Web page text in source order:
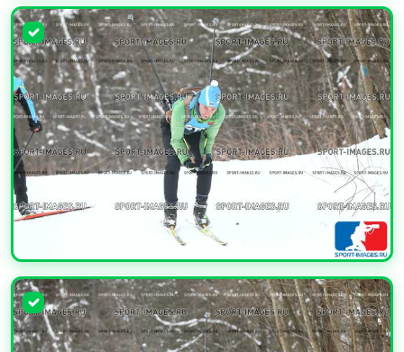
УВЕЛИЧИТЬ
УВЕЛИЧИТЬ